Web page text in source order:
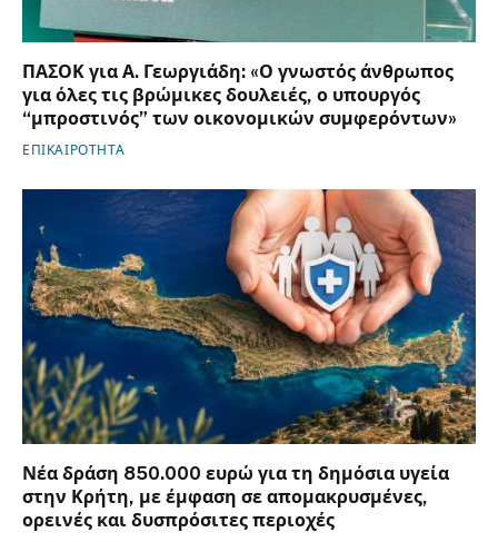
ΠΑΣΟΚ για Α. Γεωργιάδη: «Ο γνωστός άνθρωπος
για όλες τις βρώμικες δουλειές, ο υπουργός
“μπροστινός” των οικονομικών συμφερόντων»
ΕΠΙΚΑΙΡΟΤΗΤΑ
Νέα δράση 850.000 ευρώ για τη δημόσια υγεία
στην Κρήτη, με έμφαση σε απομακρυσμένες,
ορεινές και δυσπρόσιτες περιοχές